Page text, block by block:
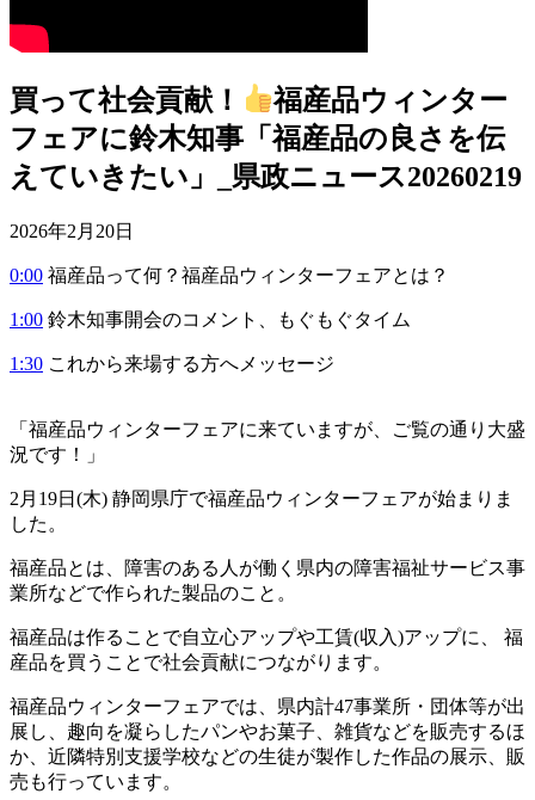
買って社会貢献！
福産品ウィンター
フェアに鈴木知事「福産品の良さを伝
えていきたい」_県政ニュース20260219
2026年2月20日
0:00 福産品って何？福産品ウィンターフェアとは？
1:00 鈴木知事開会のコメント、もぐもぐタイム
1:30 これから来場する方へメッセージ
「福産品ウィンターフェアに来ていますが、ご覧の通り大盛
況です！」
2月19日(木) 静岡県庁で福産品ウィンターフェアが始まりま
した。
福産品とは、障害のある人が働く県内の障害福祉サービス事
業所などで作られた製品のこと。
福産品は作ることで自立心アップや工賃(収入)アップに、 福
産品を買うことで社会貢献につながります。
福産品ウィンターフェアでは、県内計47事業所・団体等が出
展し、趣向を凝らしたパンやお菓子、雑貨などを販売するほ
か、近隣特別支援学校などの生徒が製作した作品の展示、販
売も行っています。